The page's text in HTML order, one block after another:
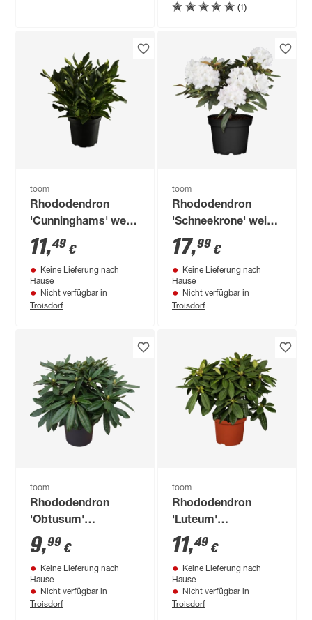
(1)
toom
Rhododendron
'Cunninghams' weiß
23 cm Topf
11,49 €
Keine Lieferung nach
Hause
Nicht verfügbar in
Troisdorf
toom
Rhododendron
'Schneekrone' weiß
23 cm Topf
17,99 €
Keine Lieferung nach
Hause
Nicht verfügbar in
Troisdorf
toom
Rhododendron
'Obtusum'
verschiedene Sorten
21 cm Topf
9,99 €
Keine Lieferung nach
Hause
Nicht verfügbar in
Troisdorf
toom
Rhododendron
'Luteum'
verschiedene Sorten
23 cm Topf
11,49 €
Keine Lieferung nach
Hause
Nicht verfügbar in
Troisdorf